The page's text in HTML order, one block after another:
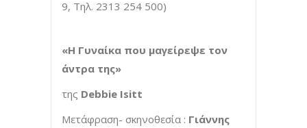
9, Tηλ. 2313 254 500)
«Η Γυναίκα που μαγείρεψε τον
άντρα της»
της Debbie Isitt
Μετάφραση- σκηνοθεσία : Γιάννης